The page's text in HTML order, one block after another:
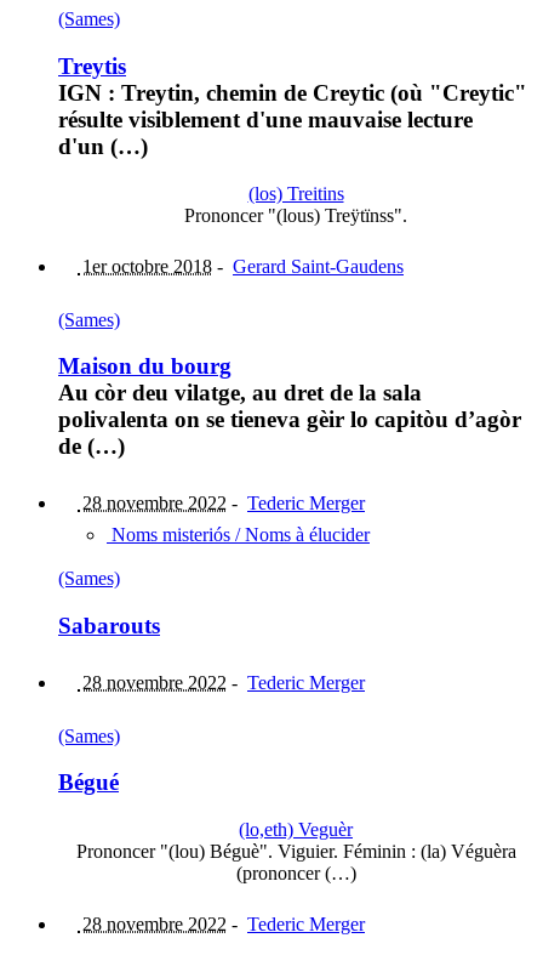
(Sames)
Treytis
IGN : Treytin, chemin de Creytic (où "Creytic"
résulte visiblement d'une mauvaise lecture
d'un (…)
(los) Treitins
Prononcer "(lous) Treÿtïnss".
1er octobre 2018 - Gerard Saint-Gaudens
(Sames)
Maison du bourg
Au còr deu vilatge, au dret de la sala
polivalenta on se tieneva gèir lo capitòu d’agòr
de (…)
28 novembre 2022 - Tederic Merger
Noms misteriós / Noms à élucider
(Sames)
Sabarouts
28 novembre 2022 - Tederic Merger
(Sames)
Bégué
(lo,eth) Veguèr
Prononcer "(lou) Béguè". Viguier. Féminin : (la) Véguèra
(prononcer (…)
28 novembre 2022 - Tederic Merger